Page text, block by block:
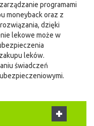
programami
moneyback oraz z
dzięki
lekowe może w
leków.
świadczeń